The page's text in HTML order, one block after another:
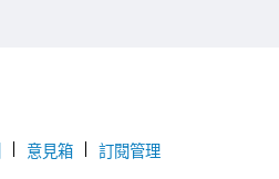
意見箱
訂閱管理